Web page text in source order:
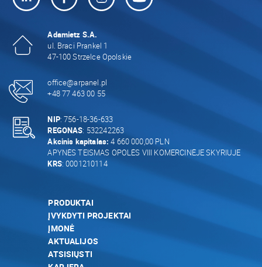
Adamietz S.A.
ul. Braci Prankel 1
47-100 Strzelce Opolskie
office@arpanel.pl
+48 77 463 00 55
NIP: 756-18-36-633
REGONAS: 532242263
Akcinis kapitalas: 4 660 000,00 PLN
APYNĖS TEISMAS OPOLĖS VIII KOMERCINĖJE SKYRIUJE
KRS: 0001210114
PRODUKTAI
ĮVYKDYTI PROJEKTAI
ĮMONĖ
AKTUALIJOS
ATSISIŲSTI